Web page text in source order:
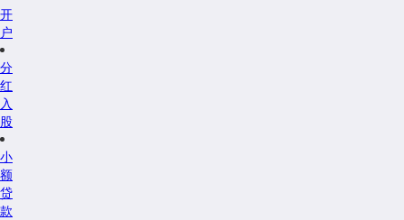
开
户
分
红
入
股
小
额
贷
款